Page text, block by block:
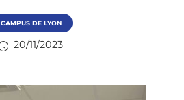
CAMPUS DE LYON
20/11/2023